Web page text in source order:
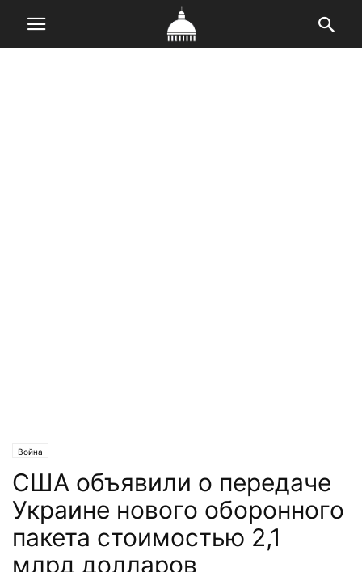
Война
США объявили о передаче
Украине нового оборонного
пакета стоимостью 2,1
млрд долларов